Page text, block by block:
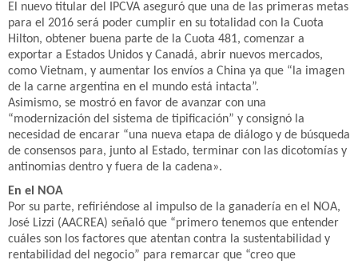
El nuevo titular del IPCVA aseguró que una de las primeras metas
para el 2016 será poder cumplir en su totalidad con la Cuota
Hilton, obtener buena parte de la Cuota 481, comenzar a
exportar a Estados Unidos y Canadá, abrir nuevos mercados,
como Vietnam, y aumentar los envíos a China ya que “la imagen
de la carne argentina en el mundo está intacta”.
Asimismo, se mostró en favor de avanzar con una
“modernización del sistema de tipificación” y consignó la
necesidad de encarar “una nueva etapa de diálogo y de búsqueda
de consensos para, junto al Estado, terminar con las dicotomías y
antinomias dentro y fuera de la cadena».
En el NOA
Por su parte, refiriéndose al impulso de la ganadería en el NOA,
José Lizzi (AACREA) señaló que “primero tenemos que entender
cuáles son los factores que atentan contra la sustentabilidad y
rentabilidad del negocio” para remarcar que “creo que